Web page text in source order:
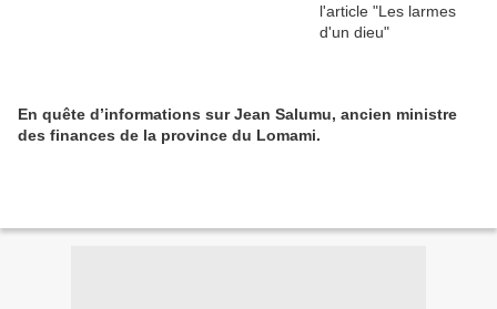
En quête d’informations sur Jean Salumu, ancien ministre
des finances de la province du Lomami.